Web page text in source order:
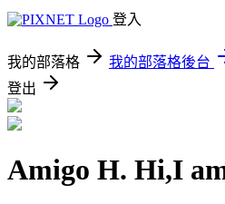
登入
我的部落格 我的部落格後台
登出
Amigo H. Hi,I